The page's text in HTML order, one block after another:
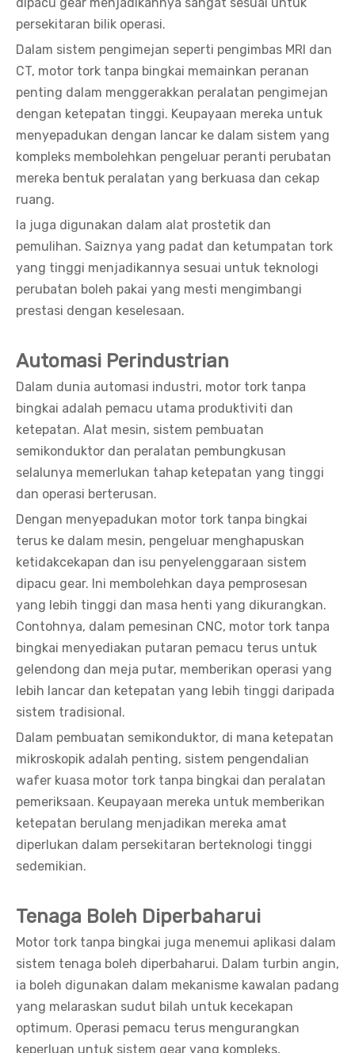
persekitaran bilik operasi.
Dalam sistem pengimejan seperti pengimbas MRI dan
CT, motor tork tanpa bingkai memainkan peranan
penting dalam menggerakkan peralatan pengimejan
dengan ketepatan tinggi. Keupayaan mereka untuk
menyepadukan dengan lancar ke dalam sistem yang
kompleks membolehkan pengeluar peranti perubatan
mereka bentuk peralatan yang berkuasa dan cekap
ruang.
Ia juga digunakan dalam alat prostetik dan
pemulihan. Saiznya yang padat dan ketumpatan tork
yang tinggi menjadikannya sesuai untuk teknologi
perubatan boleh pakai yang mesti mengimbangi
prestasi dengan keselesaan.
Automasi Perindustrian
Dalam dunia automasi industri, motor tork tanpa
bingkai adalah pemacu utama produktiviti dan
ketepatan. Alat mesin, sistem pembuatan
semikonduktor dan peralatan pembungkusan
selalunya memerlukan tahap ketepatan yang tinggi
dan operasi berterusan.
Dengan menyepadukan motor tork tanpa bingkai
terus ke dalam mesin, pengeluar menghapuskan
ketidakcekapan dan isu penyelenggaraan sistem
dipacu gear. Ini membolehkan daya pemprosesan
yang lebih tinggi dan masa henti yang dikurangkan.
Contohnya, dalam pemesinan CNC, motor tork tanpa
bingkai menyediakan putaran pemacu terus untuk
gelendong dan meja putar, memberikan operasi yang
lebih lancar dan ketepatan yang lebih tinggi daripada
sistem tradisional.
Dalam pembuatan semikonduktor, di mana ketepatan
mikroskopik adalah penting, sistem pengendalian
wafer kuasa motor tork tanpa bingkai dan peralatan
pemeriksaan. Keupayaan mereka untuk memberikan
ketepatan berulang menjadikan mereka amat
diperlukan dalam persekitaran berteknologi tinggi
sedemikian.
Tenaga Boleh Diperbaharui
Motor tork tanpa bingkai juga menemui aplikasi dalam
sistem tenaga boleh diperbaharui. Dalam turbin angin,
ia boleh digunakan dalam mekanisme kawalan padang
yang melaraskan sudut bilah untuk kecekapan
optimum. Operasi pemacu terus mengurangkan
keperluan untuk sistem gear yang kompleks,